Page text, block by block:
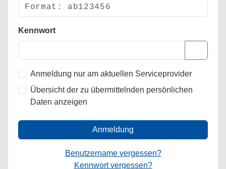
Kennwort
Anmeldung nur am aktuellen Serviceprovider
Übersicht der zu übermittelnden persönlichen
Daten anzeigen
Anmeldung
Benutzername vergessen?
Kennwort vergessen?